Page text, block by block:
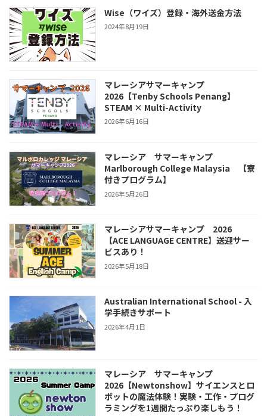
Wise（ワイズ）登録・海外送金方法
2024年8月19日
マレーシアサマーキャンプ
2026【Tenby Schools Penang】
STEAM × Multi-Activity
2026年6月16日
マレーシア サマーキャンプ
Marlborough College Malaysia 【寮
付きプログラム】
2026年5月26日
マレーシアサマーキャンプ 2026
【ACE LANGUAGE CENTRE】送迎サー
ビスあり！
2026年5月18日
Australian International School - 入
学手続きサポート
2026年4月1日
マレーシア サマーキャンプ
2026【Newtonshow】サイエンスとロ
ボットの魔法体験！実験・工作・プログ
ラミングを1週間たっぷり楽しもう！